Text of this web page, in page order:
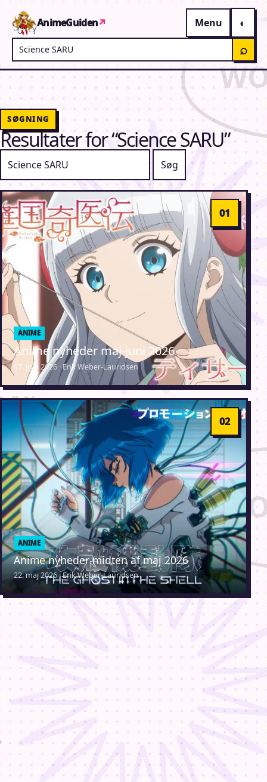
AnimeGuiden↗
Menu
Søg på AnimeGuiden
⌕
SØGNING
Resultater for “Science SARU”
ANIME
Anime nyheder maj-juni 2026
17. juni 2026 · Erik Weber-Lauridsen
ANIME
Anime nyheder midten af maj 2026
22. maj 2026 · Erik Weber-Lauridsen